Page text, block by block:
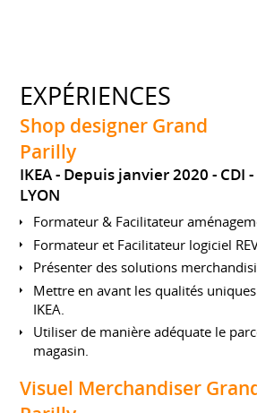
EXPÉRIENCES
Shop designer Grand
Parilly
IKEA Depuis janvier 2020 CDI
LYON
Formateur & Facilitateur
Formateur et Facilitateur logiciel
Présenter des solutions
Mettre en avant les qualités
IKEA.
Utiliser de manière adéquate le
magasin.
Visuel Merchandiser